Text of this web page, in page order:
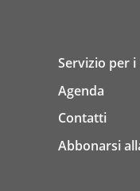
Servizio per i
Agenda
Contatti
Abbonarsi